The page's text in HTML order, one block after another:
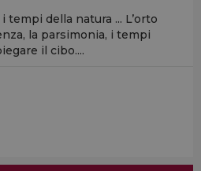
tempi della natura ... L’orto
la parsimonia, i tempi
il cibo....